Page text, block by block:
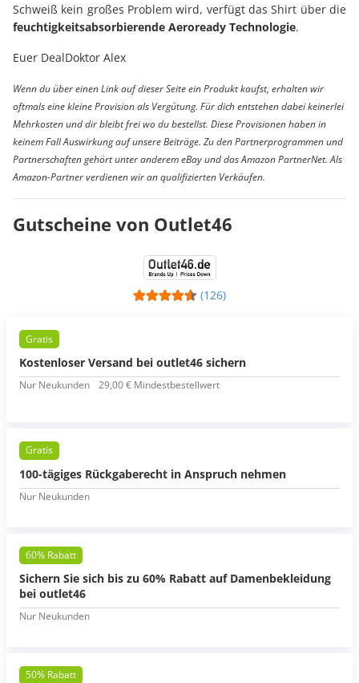
Schweiß kein großes Problem wird, verfügt das Shirt über die
feuchtigkeitsabsorbierende Aeroready Technologie.
Euer DealDoktor Alex
Wenn du über einen Link auf dieser Seite ein Produkt kaufst, erhalten wir
oftmals eine kleine Provision als Vergütung. Für dich entstehen dabei keinerlei
Mehrkosten und dir bleibt frei wo du bestellst. Diese Provisionen haben in
keinem Fall Auswirkung auf unsere Beiträge. Zu den Partnerprogrammen und
Partnerschaften gehört unter anderem eBay und das Amazon PartnerNet. Als
Amazon-Partner verdienen wir an qualifizierten Verkäufen.
Gutscheine von Outlet46
(126)
Gratis
Kostenloser Versand bei outlet46 sichern
Nur Neukunden 29,00 € Mindestbestellwert
Gratis
100-tägiges Rückgaberecht in Anspruch nehmen
Nur Neukunden
60% Rabatt
Sichern Sie sich bis zu 60% Rabatt auf Damenbekleidung
bei outlet46
Nur Neukunden
50% Rabatt